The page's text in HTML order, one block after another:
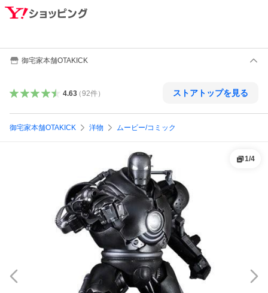
御宅家本舗OTAKICK
4.63（92件） ストアトップを見る
御宅家本舗OTAKICK 洋物 ムービー/コミック
1/4